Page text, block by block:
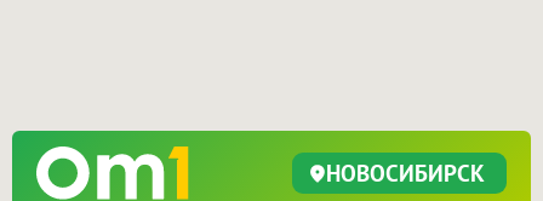
НОВОСИБИРСК